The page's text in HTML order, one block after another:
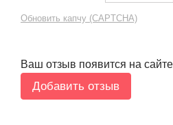
Обновить капчу (CAPTCHA)
Ваш отзыв появится на